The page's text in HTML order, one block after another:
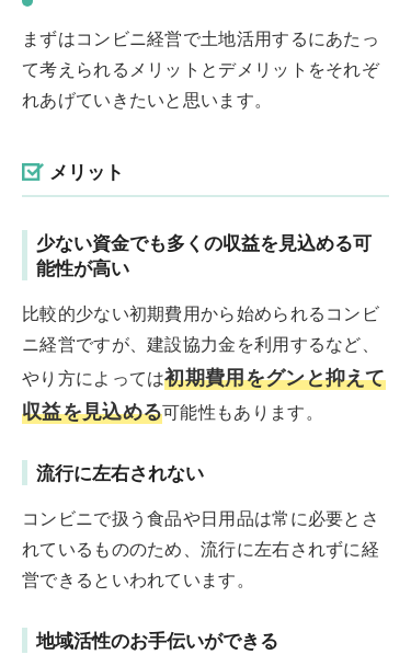
まずはコンビニ経営で土地活用するにあたっ
て考えられるメリットとデメリットをそれぞ
れあげていきたいと思います。
メリット
少ない資金でも多くの収益を見込める可
能性が高い
比較的少ない初期費用から始められるコンビ
ニ経営ですが、建設協力金を利用するなど、
やり方によっては初期費用をグンと抑えて
収益を見込める可能性もあります。
流行に左右されない
コンビニで扱う食品や日用品は常に必要とさ
れているもののため、流行に左右されずに経
営できるといわれています。
地域活性のお手伝いができる